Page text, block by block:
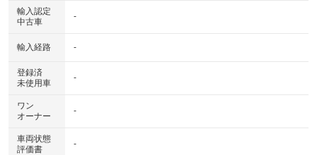
輸入認定
中古車
-
輸入経路 -
登録済
未使用車
-
ワン
オーナー
-
車両状態
評価書
-